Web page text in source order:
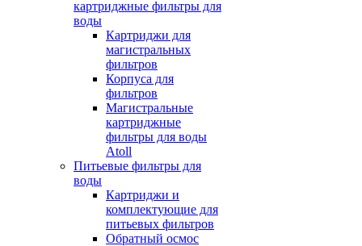
картриджные фильтры для
воды
Картриджи для
магистральных
фильтров
Корпуса для
фильтров
Магистральные
картриджные
фильтры для воды
Atoll
Питьевые фильтры для
воды
Картриджи и
комплектующие для
питьевых фильтров
Обратный осмос